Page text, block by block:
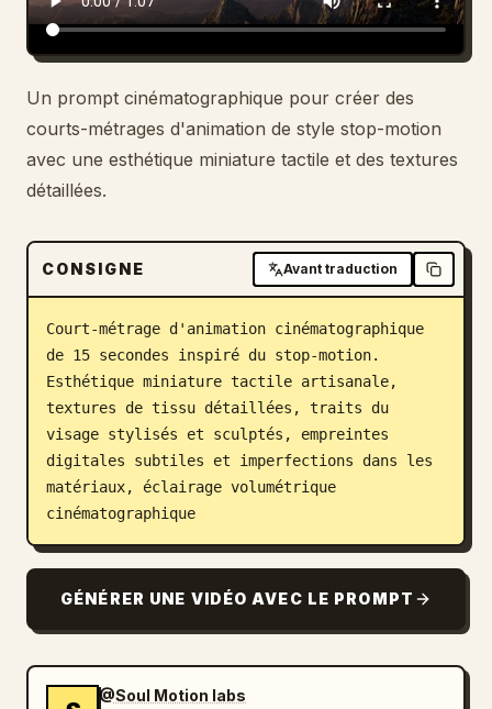
Télécharger
Blog
Mises à jour
Un prompt cinématographique pour créer des
courts-métrages d'animation de style stop-motion
avec une esthétique miniature tactile et des textures
détaillées.
CONSIGNE Avant traduction
Court-métrage d'animation cinématographique
de 15 secondes inspiré du stop-motion.
Esthétique miniature tactile artisanale,
textures de tissu détaillées, traits du
visage stylisés et sculptés, empreintes
digitales subtiles et imperfections dans les
matériaux, éclairage volumétrique
cinématographique
GÉNÉRER UNE VIDÉO AVEC LE PROMPT
@Soul Motion labs